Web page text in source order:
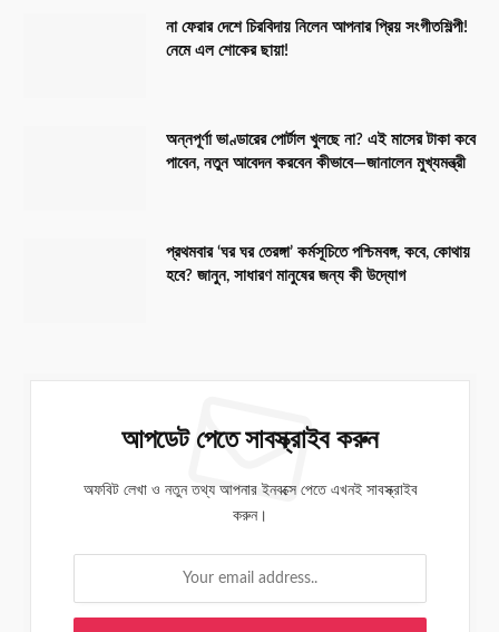
না ফেরার দেশে চিরবিদায় নিলেন আপনার প্রিয় সংগীতশিল্পী!
নেমে এল শোকের ছায়া!
অন্নপূর্ণা ভাণ্ডারের পোর্টাল খুলছে না? এই মাসের টাকা কবে
পাবেন, নতুন আবেদন করবেন কীভাবে—জানালেন মুখ্যমন্ত্রী
প্রথমবার ‘ঘর ঘর তেরঙ্গা’ কর্মসূচিতে পশ্চিমবঙ্গ, কবে, কোথায়
হবে? জানুন, সাধারণ মানুষের জন্য কী উদ্যোগ
আপডেট পেতে সাবস্ক্রাইব করুন
অফবিট লেখা ও নতুন তথ্য আপনার ইনবক্সে পেতে এখনই সাবস্ক্রাইব
করুন।